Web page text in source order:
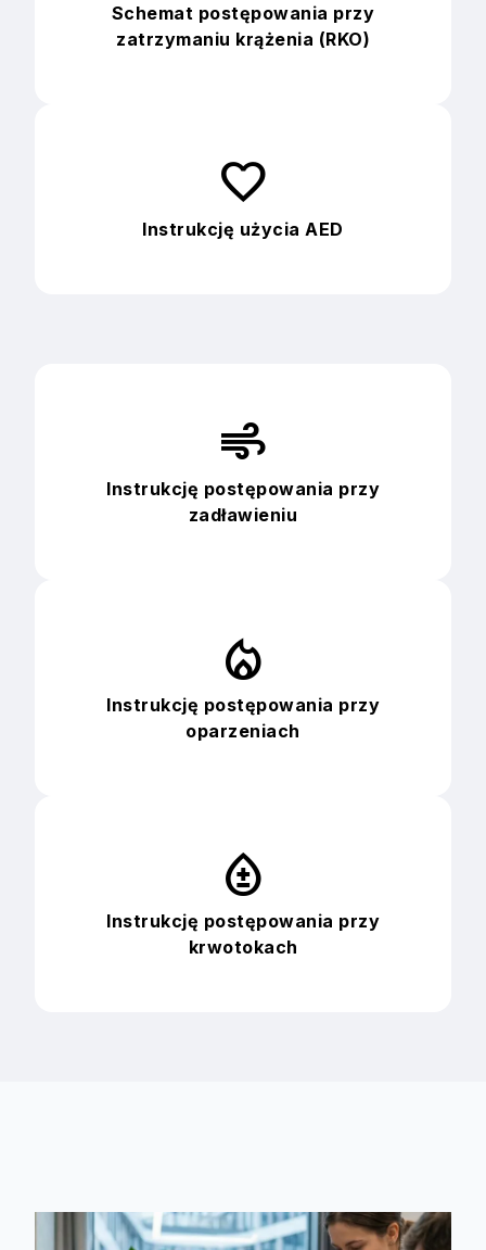
Schemat postępowania przy
zatrzymaniu krążenia (RKO)
favorite
Instrukcję użycia AED
air
Instrukcję postępowania przy
zadławieniu
local_fire_department
Instrukcję postępowania przy
oparzeniach
bloodtype
Instrukcję postępowania przy
krwotokach